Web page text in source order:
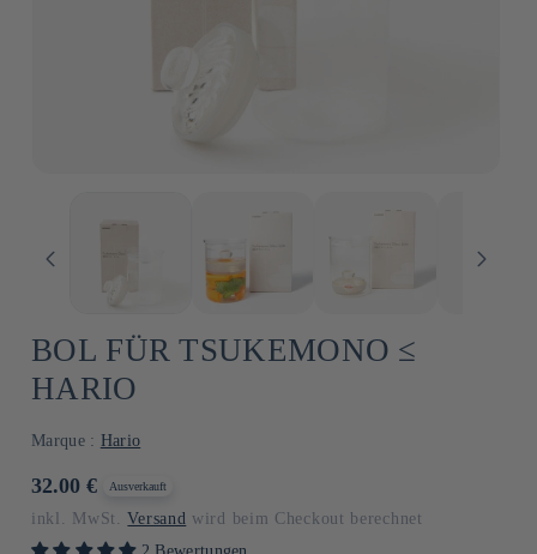
BOL FÜR TSUKEMONO ≤
HARIO
Marque : Hario
Normaler
32.00 € Ausverkauft
inkl. MwSt.Versand wird beim Checkout berechnet